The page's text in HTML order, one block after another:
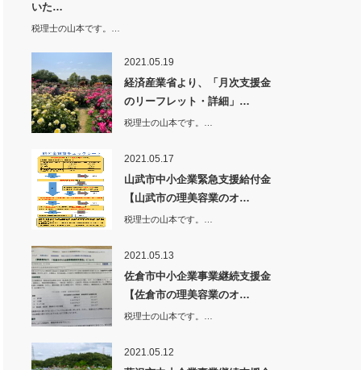
いた…
税理士の山本です。…
2021.05.19
経済産業省より、「月次支援金
のリーフレット・詳細」…
税理士の山本です。…
2021.05.17
山武市中小企業緊急支援給付金
【山武市の理美容業のオ…
税理士の山本です。…
2021.05.13
佐倉市中小企業事業継続支援金
【佐倉市の理美容業のオ…
税理士の山本です。…
2021.05.12